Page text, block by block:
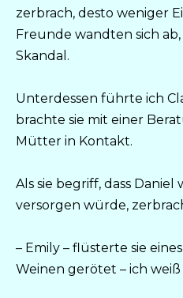
zerbrach, desto weniger
Freunde wandten sich
Skandal.
Unterdessen führte ich
brachte sie mit einer
Mütter in Kontakt.
Als sie begriff, dass Daniel
versorgen würde,
– Emily – flüsterte sie
Weinen gerötet – ich